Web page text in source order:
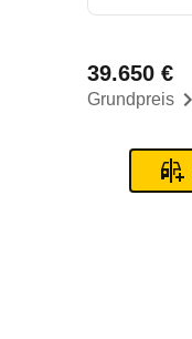
Grundpreis
39.650 €